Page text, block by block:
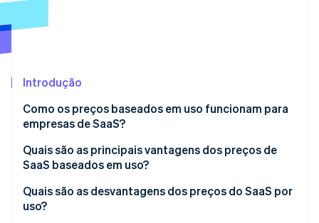
Radar
Incorporação de startups
Remoção de carbono
Verificação de identidade
Introdução
Como os preços baseados em uso funcionam para
empresas de SaaS?
Quais são as principais vantagens dos preços de
SaaS baseados em uso?
Diminui a barreira psicológica à entrada
Quais são as desvantagens dos preços do SaaS por
uso?